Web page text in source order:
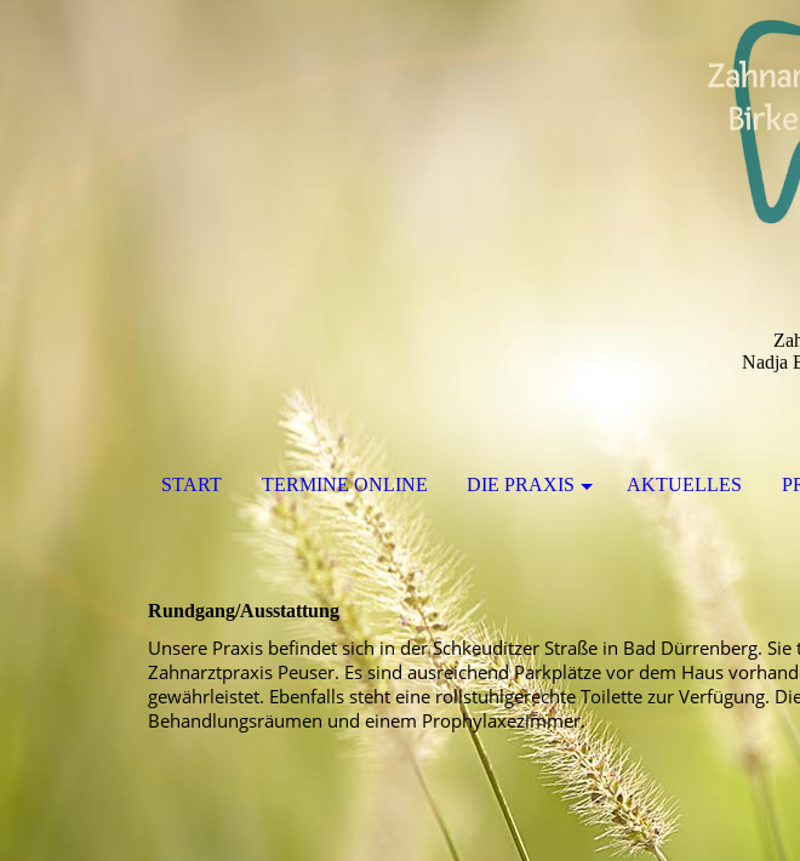
Nadja
START TERMINE ONLINE DIE PRAXIS AKTUELLES
Rundgang/Ausstattung
Unsere Praxis befindet sich in der Schkeuditzer Straße in Bad Dürrenberg.
Zahnarztpraxis Peuser. Es sind ausreichend Parkplätze vor dem Haus
gewährleistet. Ebenfalls steht eine rollstuhlgerechte Toilette zur Verfügung.
Behandlungsräumen und einem Prophylaxezimmer.